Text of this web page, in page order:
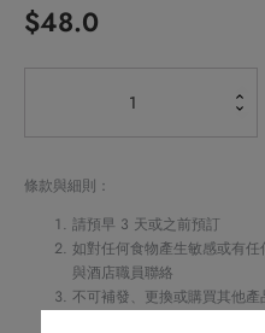
$48.0
脆
數
條款與細則：
請預早 3 天或之前預訂
如對任何食物產生敏感或有
與酒店職員聯絡
不可補發、更換或購買其他產